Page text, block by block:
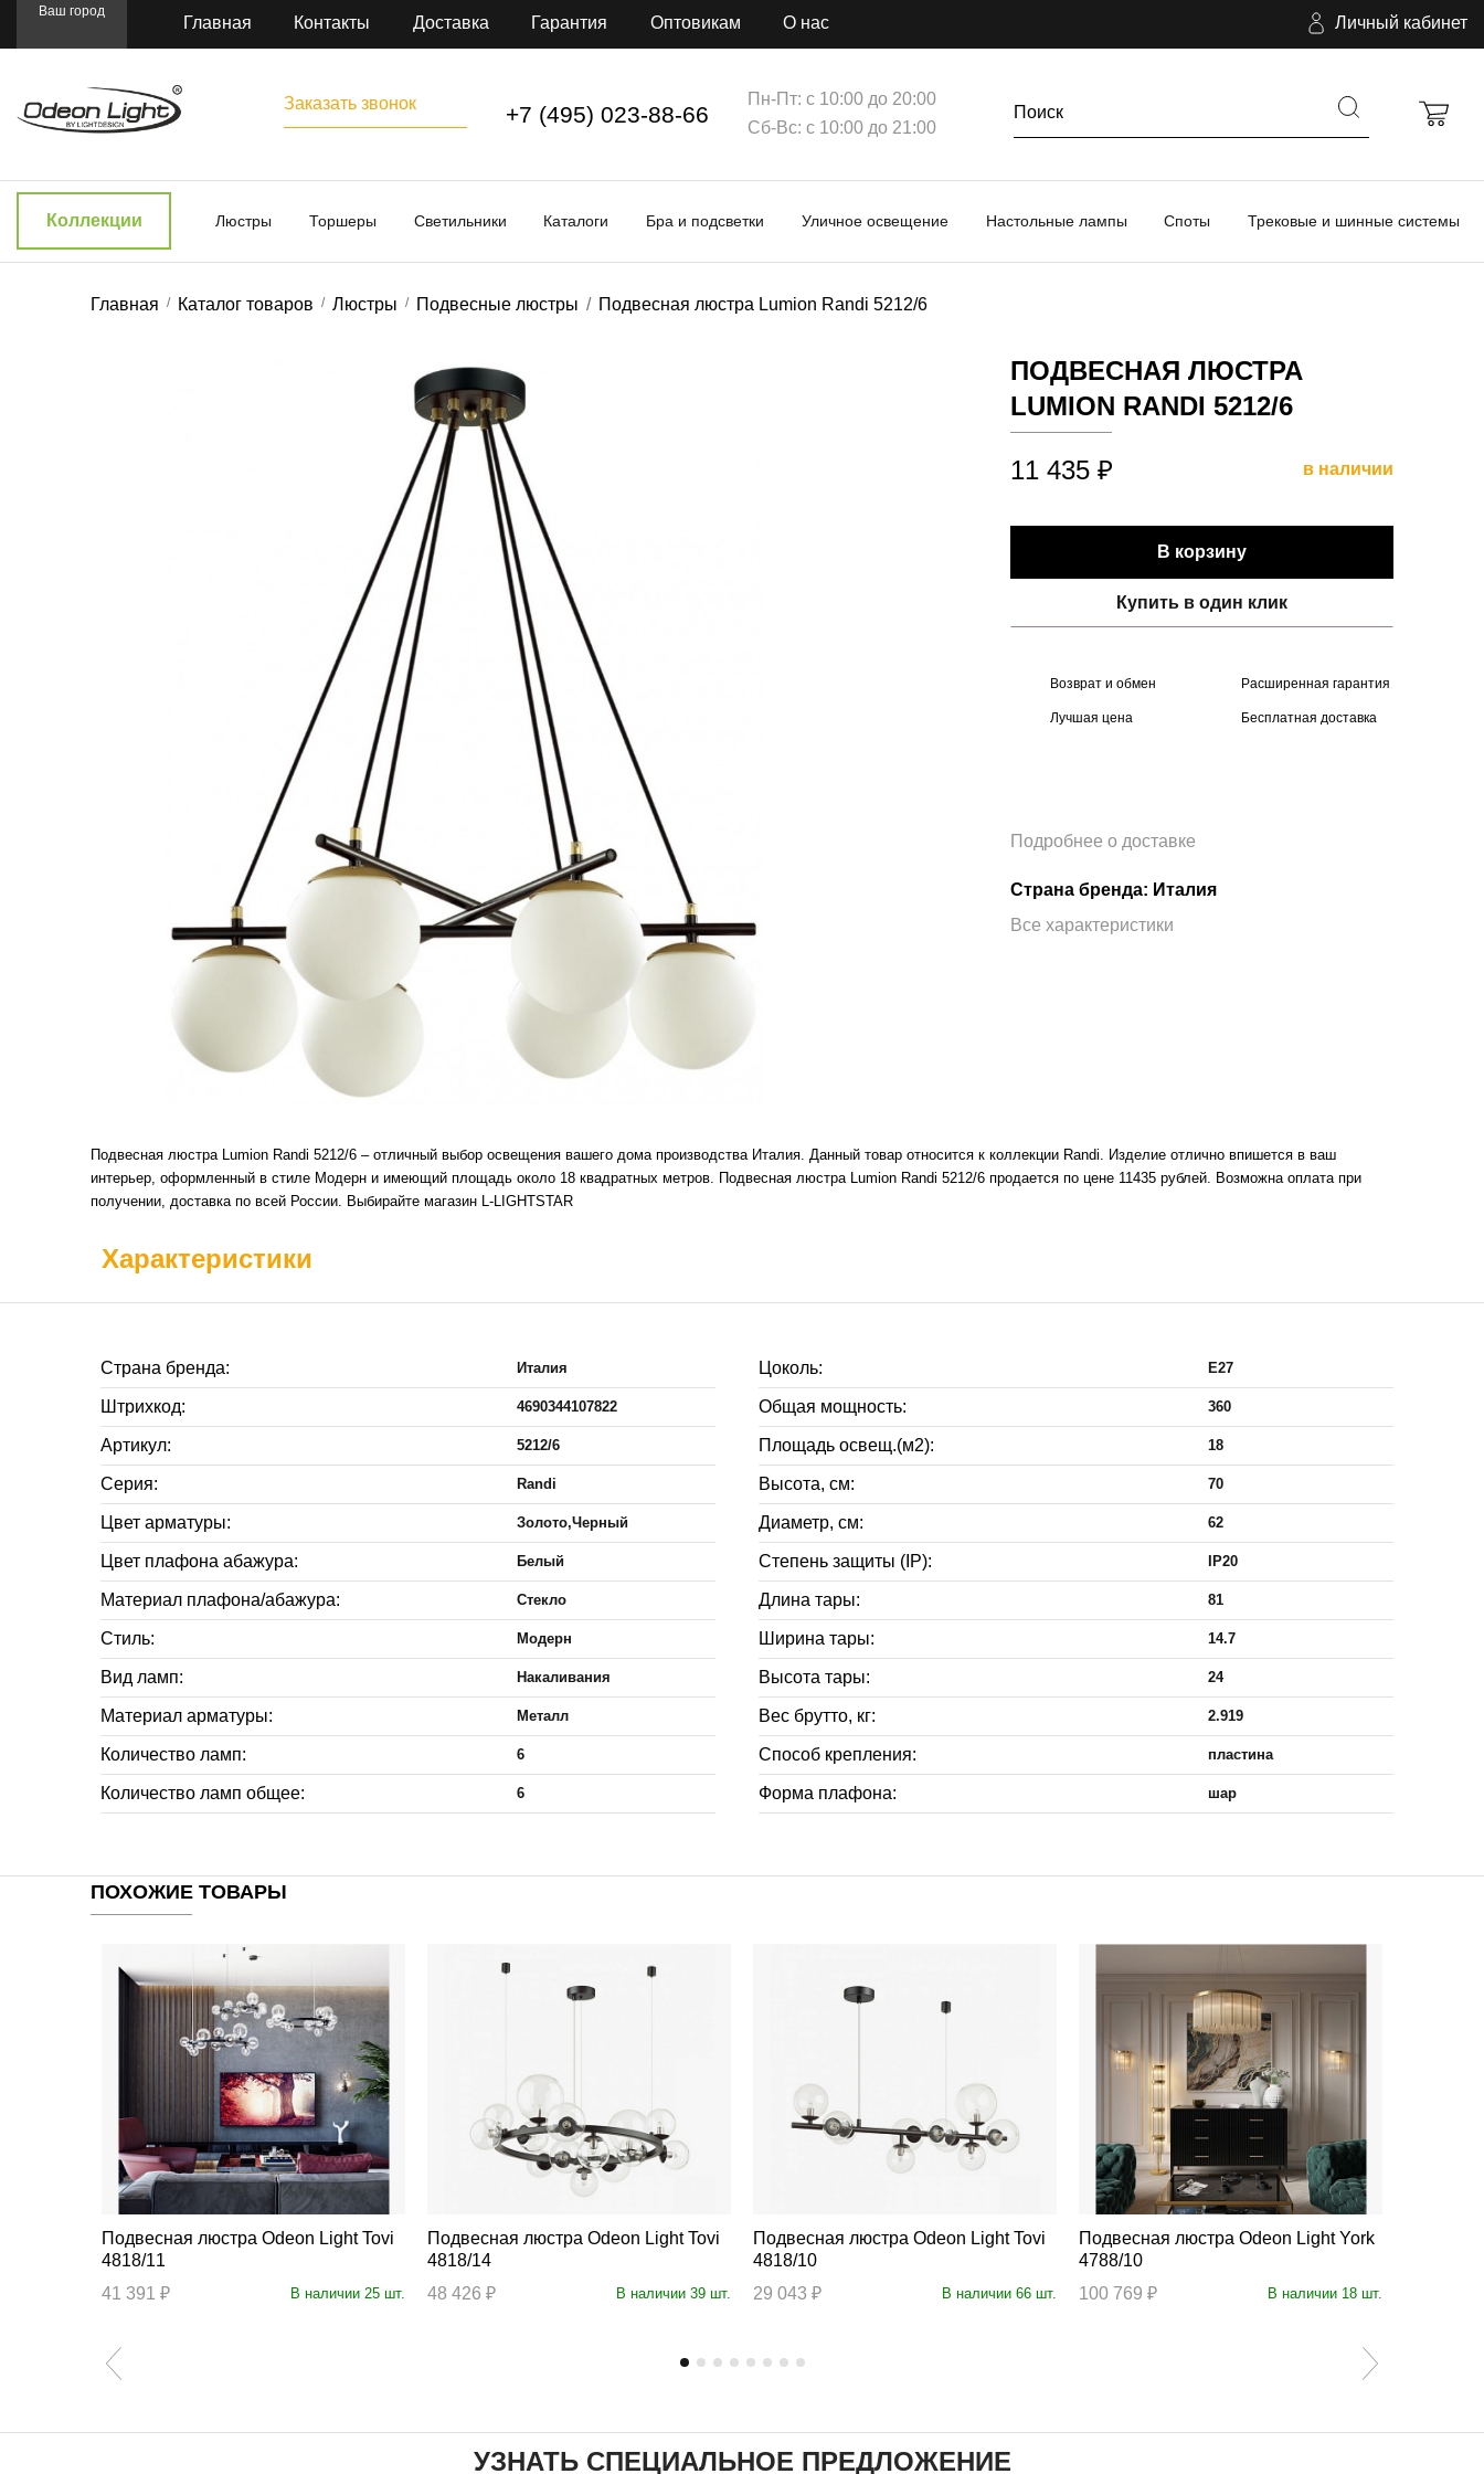
Ваш город
Главная Контакты Доставка Гарантия Оптовикам О нас Личный кабинет
Заказать звонок +7 (495) 023-88-66
Пн-Пт: с 10:00 до 20:00
Сб-Вс: с 10:00 до 21:00
Коллекции Люстры Торшеры Светильники Каталоги Бра и подсветки Уличное освещение Настольные лампы Споты Трековые и шинные системы
Главная Каталог товаров Люстры Подвесные люстры Подвесная люстра Lumion Randi 5212/6
ПОДВЕСНАЯ ЛЮСТРА
LUMION RANDI 5212/6
11 435 ₽ в наличии
В корзину
Купить в один клик
Возврат и обмен Расширенная гарантия
Лучшая цена Бесплатная доставка
Подробнее о доставке
Страна бренда: Италия
Все характеристики
Подвесная люстра Lumion Randi 5212/6 – отличный выбор освещения вашего дома производства Италия. Данный товар относится к коллекции Randi. Изделие отлично впишется в ваш
интерьер, оформленный в стиле Модерн и имеющий площадь около 18 квадратных метров. Подвесная люстра Lumion Randi 5212/6 продается по цене 11435 рублей. Возможна оплата при
получении, доставка по всей России. Выбирайте магазин L-LIGHTSTAR
Характеристики
Страна бренда: Италия
Штрихкод: 4690344107822
Артикул: 5212/6
Серия: Randi
Цвет арматуры: Золото,Черный
Цвет плафона абажура: Белый
Материал плафона/абажура: Стекло
Стиль: Модерн
Вид ламп: Накаливания
Материал арматуры: Металл
Количество ламп: 6
Количество ламп общее: 6
Цоколь: E27
Общая мощность: 360
Площадь освещ.(м2): 18
Высота, см: 70
Диаметр, см: 62
Степень защиты (IP): IP20
Длина тары: 81
Ширина тары: 14.7
Высота тары: 24
Вес брутто, кг: 2.919
Способ крепления: пластина
Форма плафона: шар
ПОХОЖИЕ ТОВАРЫ
Подвесная люстра Odeon Light Tovi
4818/11
41 391 ₽
В наличии 25 шт.
Подвесная люстра Odeon Light Tovi
4818/14
48 426 ₽
В наличии 39 шт.
Подвесная люстра Odeon Light Tovi
4818/10
29 043 ₽
В наличии 66 шт.
Подвесная люстра Odeon Light York
4788/10
100 769 ₽
В наличии 18 шт.
УЗНАТЬ СПЕЦИАЛЬНОЕ ПРЕДЛОЖЕНИЕ